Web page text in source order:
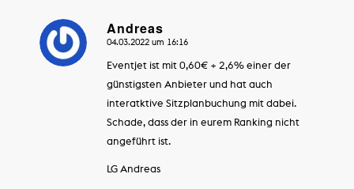
Andreas
sagte:
04.03.2022 um 16:16
Eventjet ist mit 0,60€ + 2,6% einer der
günstigsten Anbieter und hat auch
interatktive Sitzplanbuchung mit dabei.
Schade, dass der in eurem Ranking nicht
angeführt ist.
LG Andreas